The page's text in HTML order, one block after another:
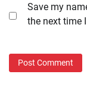
Save my
the next time